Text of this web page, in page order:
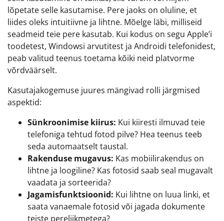
lõpetate selle kasutamise. Pere jaoks on oluline, et
liides oleks intuitiivne ja lihtne. Mõelge läbi, milliseid
seadmeid teie pere kasutab. Kui kodus on segu Apple’i
toodetest, Windowsi arvutitest ja Androidi telefonidest,
peab valitud teenus toetama kõiki neid platvorme
võrdväärselt.
Kasutajakogemuse juures mängivad rolli järgmised
aspektid:
Sünkroonimise kiirus: Kui kiiresti ilmuvad teie
telefoniga tehtud fotod pilve? Hea teenus teeb
seda automaatselt taustal.
Rakenduse mugavus: Kas mobiilirakendus on
lihtne ja loogiline? Kas fotosid saab seal mugavalt
vaadata ja sorteerida?
Jagamisfunktsioonid: Kui lihtne on luua linki, et
saata vanaemale fotosid või jagada dokumente
teiste pereliikmetega?